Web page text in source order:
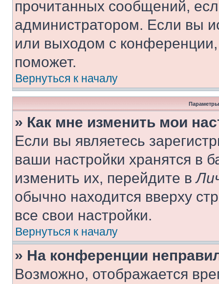
прочитанных сообщений,
администратором. Если вы
или выходом с
поможет.
Вернуться к началу
Параметры
» Как мне изменить мои
Если вы являетесь
ваши настройки хранятся в
изменить их, перейдите в
обычно находится вверху
все свои настройки.
Вернуться к началу
» На конференции
Возможно, отображается